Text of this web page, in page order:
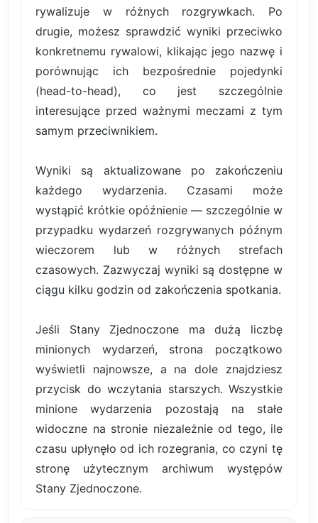
rywalizuje w różnych rozgrywkach. Po
drugie, możesz sprawdzić wyniki przeciwko
konkretnemu rywalowi, klikając jego nazwę i
porównując ich bezpośrednie pojedynki
(head-to-head), co jest szczególnie
interesujące przed ważnymi meczami z tym
samym przeciwnikiem.
Wyniki są aktualizowane po zakończeniu
każdego wydarzenia. Czasami może
wystąpić krótkie opóźnienie — szczególnie w
przypadku wydarzeń rozgrywanych późnym
wieczorem lub w różnych strefach
czasowych. Zazwyczaj wyniki są dostępne w
ciągu kilku godzin od zakończenia spotkania.
Jeśli Stany Zjednoczone ma dużą liczbę
minionych wydarzeń, strona początkowo
wyświetli najnowsze, a na dole znajdziesz
przycisk do wczytania starszych. Wszystkie
minione wydarzenia pozostają na stałe
widoczne na stronie niezależnie od tego, ile
czasu upłynęło od ich rozegrania, co czyni tę
stronę użytecznym archiwum występów
Stany Zjednoczone.